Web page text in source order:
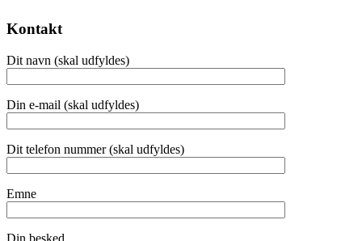
Kontakt
Dit navn (skal udfyldes)
Din e-mail (skal udfyldes)
Dit telefon nummer (skal udfyldes)
Emne
Din besked